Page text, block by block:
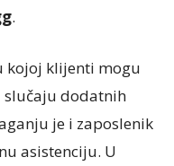
.
kojoj klijenti mogu
slučaju dodatnih
je i zaposlenik
asistenciju. U